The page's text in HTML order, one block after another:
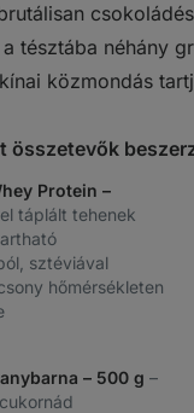
tésztába néhány
közmondás
összetevők
Protein –
táplált tehenek
sztéviával
hőmérsékleten
– 500 g –